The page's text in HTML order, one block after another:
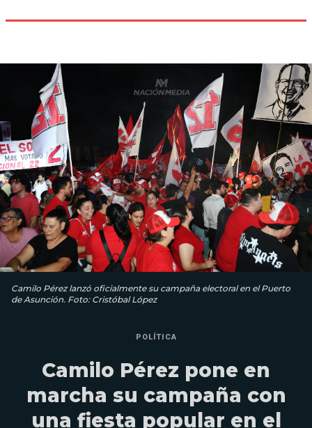
Camilo Pérez lanzó oficialmente su campaña electoral en el Puerto
de Asunción. Foto: Cristóbal López
POLÍTICA
Camilo Pérez pone en
marcha su campaña con
una fiesta popular en el